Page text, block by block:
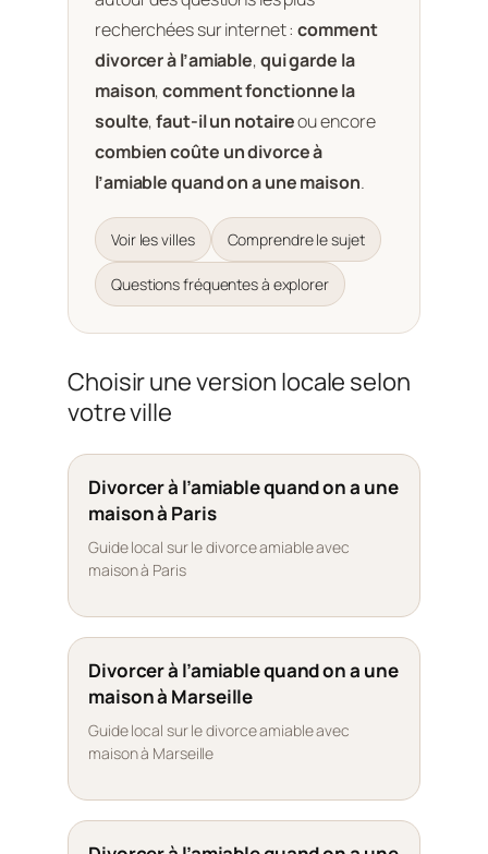
recherchées sur internet :comment
divorcer à l’amiable,qui garde la
maison,comment fonctionne la
soulte,faut-il un notaireou encore
combien coûte un divorce à
l’amiable quand on a une maison.
Voir les villes Comprendre le sujet
Questions fréquentes à explorer
Choisir une version locale selon
votre ville
Divorcer à l’amiable quand on a une
maison à Paris
Guide local sur le divorce amiable avec
maison à Paris
Divorcer à l’amiable quand on a une
maison à Marseille
Guide local sur le divorce amiable avec
maison à Marseille